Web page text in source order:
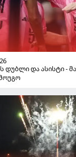
დუბლი და ასისტი -